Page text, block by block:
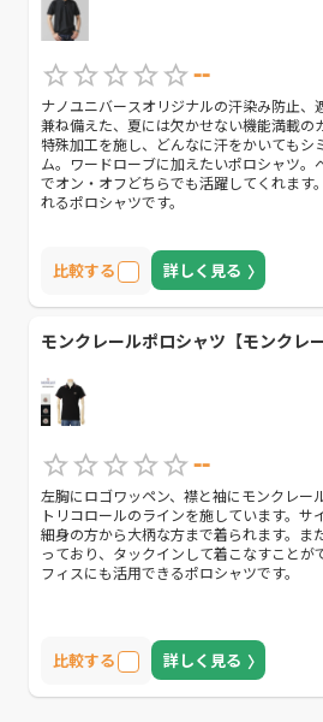
--
ナノユニバースオリジナルの汗染み防止、
兼ね備えた、夏には欠かせない機能満載の
特殊加工を施し、どんなに汗をかいてもシ
ム。ワードローブに加えたいポロシャツ。
でオン・オフどちらでも活躍してくれます
れるポロシャツです。
比較する 詳しく見る
モンクレールポロシャツ【モンクレー
--
左胸にロゴワッペン、襟と袖にモンクレー
トリコロールのラインを施しています。サ
細身の方から大柄な方まで着られます。ま
っており、タックインして着こなすことが
フィスにも活用できるポロシャツです。
比較する 詳しく見る